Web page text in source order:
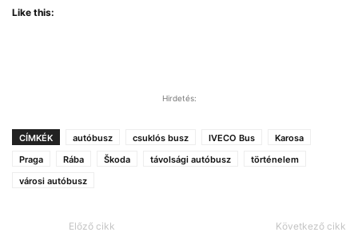
Like this:
Hirdetés:
CÍMKÉK autóbusz csuklós busz IVECO Bus
Karosa
Praga
Rába Škoda távolsági autóbusz
történelem
városi autóbusz
Előző cikk Következő cikk